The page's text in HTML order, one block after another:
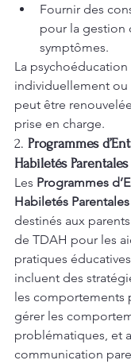
Fournir des
pour la gestion
symptômes.
La
individuellement
peut être
prise en charge.
2. Programmes
Habiletés Parentales
Les Programmes
Habiletés Parentales
destinés aux
de TDAH pour les
pratiques
incluent des
les comportements
gérer les
problématiques, et
communication